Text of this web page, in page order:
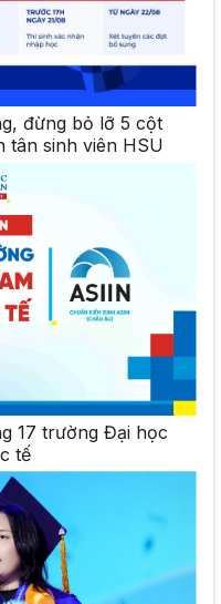
đừng bỏ lỡ 5 cột
tân sinh viên HSU
17 trường Đại học
tế